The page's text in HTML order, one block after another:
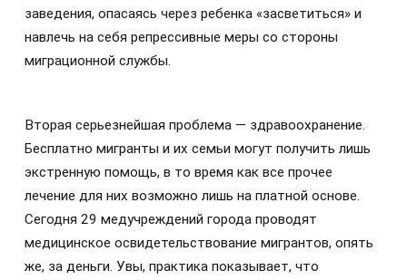
заведения, опасаясь через ребенка «засветиться» и
навлечь на себя репрессивные меры со стороны
миграционной службы.
Вторая серьезнейшая проблема — здравоохранение.
Бесплатно мигранты и их семьи могут получить лишь
экстренную помощь, в то время как все прочее
лечение для них возможно лишь на платной основе.
Сегодня 29 медучреждений города проводят
медицинское освидетельствование мигрантов, опять
же, за деньги. Увы, практика показывает, что